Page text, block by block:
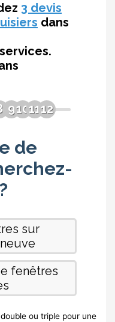
ou triple pour une